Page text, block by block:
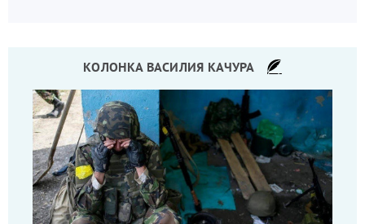
КОЛОНКА ВАСИЛИЯ КАЧУРА